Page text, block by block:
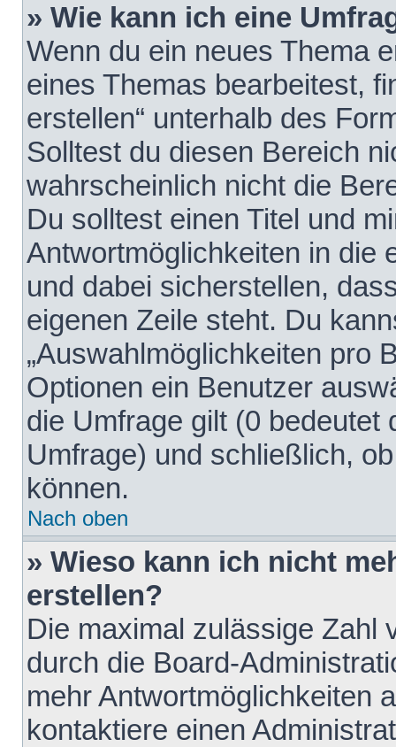
» Wie kann ich eine
Wenn du ein neues Thema
eines Themas bearbeitest,
erstellen“ unterhalb des
Solltest du diesen Bereich
wahrscheinlich nicht die
Du solltest einen Titel und
Antwortmöglichkeiten in die
und dabei sicherstellen,
eigenen Zeile steht. Du
„Auswahlmöglichkeiten pro
Optionen ein Benutzer
die Umfrage gilt (0 bedeutet
Umfrage) und schließlich,
können.
Nach oben
» Wieso kann ich nicht
erstellen?
Die maximal zulässige Zahl
durch die Board-
mehr Antwortmöglichkeiten
kontaktiere einen